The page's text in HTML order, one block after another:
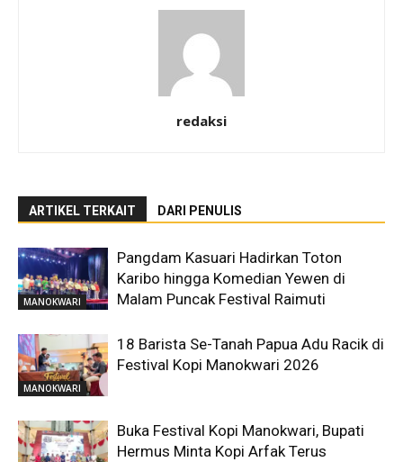
redaksi
ARTIKEL TERKAIT DARI PENULIS
MANOKWARI
Pangdam Kasuari Hadirkan Toton
Karibo hingga Komedian Yewen di
Malam Puncak Festival Raimuti
MANOKWARI
18 Barista Se-Tanah Papua Adu Racik di
Festival Kopi Manokwari 2026
Buka Festival Kopi Manokwari, Bupati
Hermus Minta Kopi Arfak Terus